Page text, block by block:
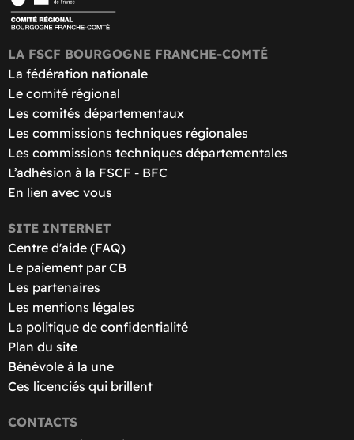
LA FSCF BOURGOGNE FRANCHE-COMTÉ
La fédération nationale
Le comité régional
Les comités départementaux
Les commissions techniques régionales
Les commissions techniques départementales
L’adhésion à la FSCF - BFC
En lien avec vous
SITE INTERNET
Centre d'aide (FAQ)
Le paiement par CB
Les partenaires
Les mentions légales
La politique de confidentialité
Plan du site
Bénévole à la une
Ces licenciés qui brillent
CONTACTS